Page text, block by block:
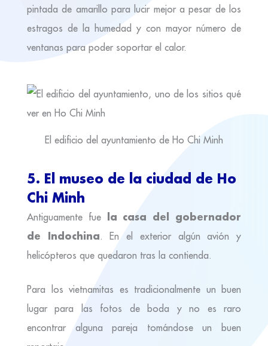
pintada de amarillo para lucir mejor a pesar de los
estragos de la humedad y con mayor número de
ventanas para poder soportar el calor.
El edificio del ayuntamiento de Ho Chi Minh
5. El museo de la ciudad de Ho
Chi Minh
Antiguamente fue la casa del gobernador
de Indochina. En el exterior algún avión y
helicópteros que quedaron tras la contienda.
Para los vietnamitas es tradicionalmente un buen
lugar para las fotos de boda y no es raro
encontrar alguna pareja tomándose un buen